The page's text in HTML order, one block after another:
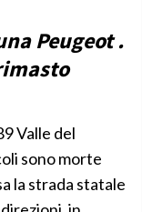
Peugeot .
Valle del
sono morte
la strada statale